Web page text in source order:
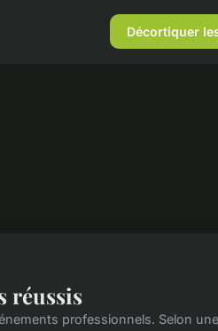
Décortiquer
réussis
professionnels. Selon